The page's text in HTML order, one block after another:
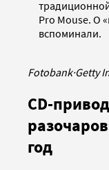
Pro Mouse. О
вспоминали.
Fotobank·Getty
CD-
год